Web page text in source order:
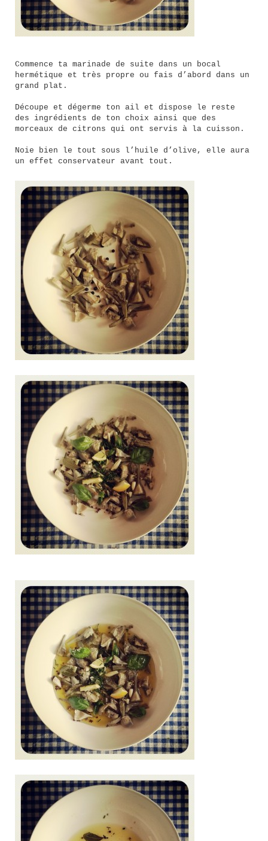
Commence ta marinade de suite dans un bocal
hermétique et très propre ou fais d’abord dans un
grand plat.
Découpe et dégerme ton ail et dispose le reste
des ingrédients de ton choix ainsi que des
morceaux de citrons qui ont servis à la cuisson.
Noie bien le tout sous l’huile d’olive, elle aura
un effet conservateur avant tout.